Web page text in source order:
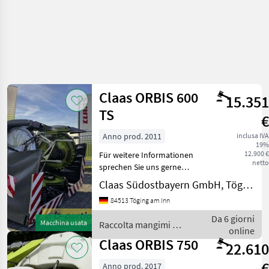
Macchina usata
Claas ORBIS 600
TS
15.351
€
inclusa IVA
19%
12.900 €
netto
Anno prod. 2011
Für weitere Informationen
sprechen Sie uns gerne
an.Wir sprechen DeutschWe
speak EnglishDer Preis ist
für den dargestellten
Angaben in der Beschr
Claas Südostbayern GmbH, Töging
84513 Töging am Inn
Raccolta mangimi /
Claas
Da 6 giorni
online
Claas ORBIS 750
22.610
Anno prod. 2017